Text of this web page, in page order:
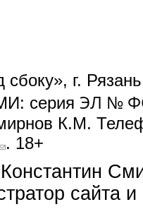
г.
серия ЭЛ №
К.М.
(link sends e-mail)
. 18+
сайта